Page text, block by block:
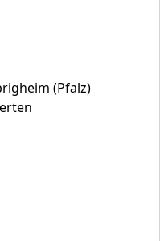
(Pfalz)